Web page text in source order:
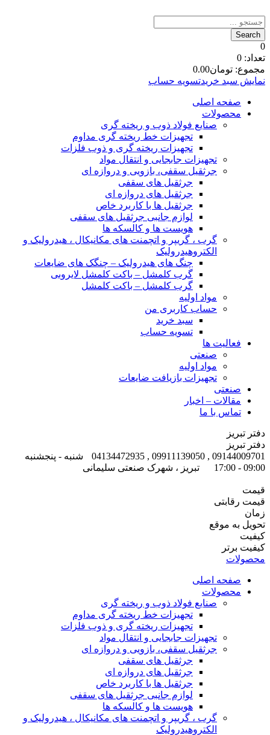
0
تعداد: 0
مجموع: تومان0.00
نمایش سبد خریدتسویه حساب
صفحه اصلی
محصولات
صنایع فولاد ذوب و ریخته گری
تجهیزات خط ریخته گری مداوم
تجهیزات ریخته گری و ذوب فلزات
تجهیزات جابجایی و انتقال مواد
جرثقیل سقفی، بازویی و دروازه ای
جرثقیل های سقفی
جرثقیل های دروازه ای
جرثقیل ها با کاربرد خاص
لوازم جانبی جرثقیل های سقفی
هویست ها و کالسکه ها
گرب ، گریپر و اتچمنت های مکانیکال ، هیدرولیک و
الکتروهیدرولیک
چنگ های هیدرولیک – چنگک های ضایعات
گرب کلمشل – باکت کلمشل لایروبی
گرب کلمشل – باکت کلمشل
مواد اولیه
حساب کاربری من
سبد خرید
تسویه حساب
فعالیت ها
صنعتی
مواد اولیه
تجهیزات بازیافت ضایعات
صنعتی
مقالات – اخبار
تماس با ما
دفتر تبریز
دفتر تبریز
09144009701 , 09911139050 , 04134472935
شنبه - پنجشنبه
09:00 - 17:00
تبریز ، شهرک صنعتی سلیمانی
قیمت
قیمت رقابتی
زمان
تحویل به موقع
کیفیت
کیفیت برتر
محصولات
صفحه اصلی
محصولات
صنایع فولاد ذوب و ریخته گری
تجهیزات خط ریخته گری مداوم
تجهیزات ریخته گری و ذوب فلزات
تجهیزات جابجایی و انتقال مواد
جرثقیل سقفی، بازویی و دروازه ای
جرثقیل های سقفی
جرثقیل های دروازه ای
جرثقیل ها با کاربرد خاص
لوازم جانبی جرثقیل های سقفی
هویست ها و کالسکه ها
گرب ، گریپر و اتچمنت های مکانیکال ، هیدرولیک و
الکتروهیدرولیک